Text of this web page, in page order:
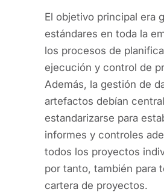
El objetivo principal era
estándares en toda la
los procesos de
ejecución y control de
Además, la gestión de
artefactos debían
estandarizarse para
informes y controles
todos los proyectos
por tanto, también para
cartera de proyectos.